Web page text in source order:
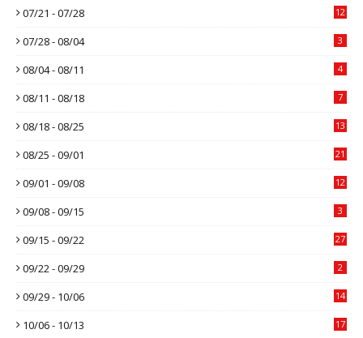
07/21 - 07/28 12
07/28 - 08/04 3
08/04 - 08/11 4
08/11 - 08/18 7
08/18 - 08/25 13
08/25 - 09/01 21
09/01 - 09/08 12
09/08 - 09/15 3
09/15 - 09/22 27
09/22 - 09/29 2
09/29 - 10/06 14
10/06 - 10/13 17